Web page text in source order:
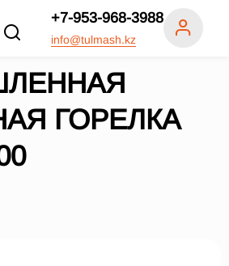
+7-953-968-3988
info@tulmash.kz
ГОРЕЛКА